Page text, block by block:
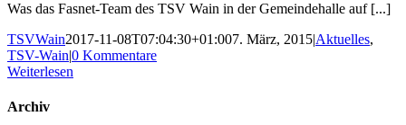
Was das Fasnet-Team des TSV Wain in der Gemeindehalle auf [...]
TSVWain2017-11-08T07:04:30+01:007. März, 2015|Aktuelles,
TSV-Wain|0 Kommentare
Weiterlesen
Archiv